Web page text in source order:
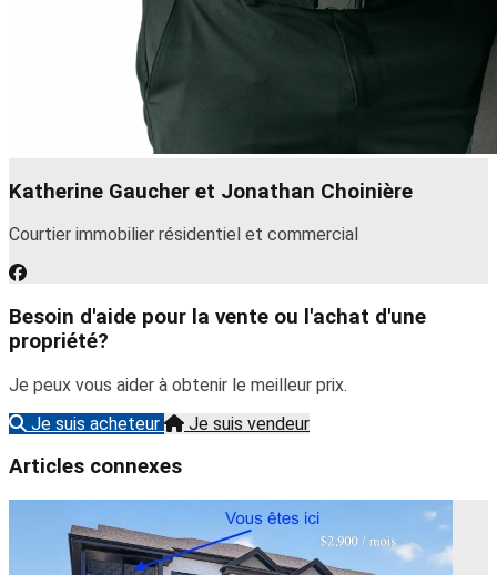
Katherine Gaucher et Jonathan Choinière
Courtier immobilier résidentiel et commercial
Besoin d'aide pour la vente ou l'achat d'une
propriété?
Je peux vous aider à obtenir le meilleur prix.
Je suis acheteur
Je suis vendeur
Articles connexes